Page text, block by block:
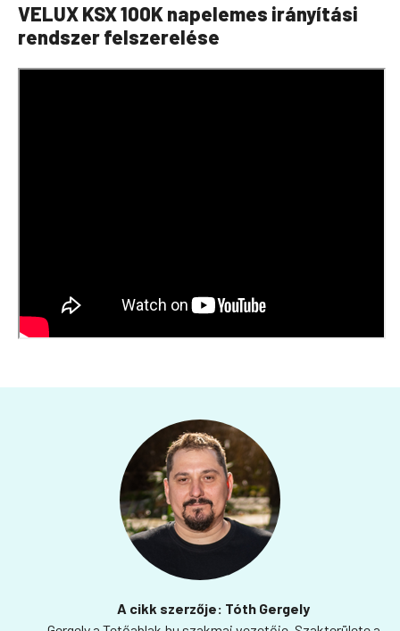
VELUX KSX 100K napelemes irányítási
rendszer felszerelése
A cikk szerzője: Tóth Gergely